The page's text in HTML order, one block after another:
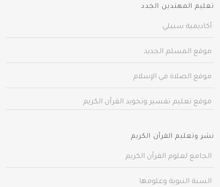
تعليم المهتدين الجدد
أكاديمية سبيلي
موقع المسلم الجديد
موقع الصلاة في الإسلام
موقع تعليم تفسير وتجويد القرآن الكريم
نشر وتعليم القرآن الكريم
الجامع لعلوم القرآن الكريم
السنة النبوية وعلومها